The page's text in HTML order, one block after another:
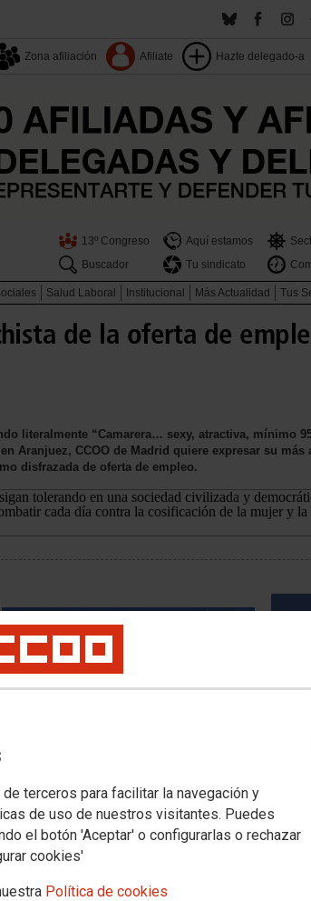
terceros para facilitar la navegación y
de uso de nuestros visitantes. Puedes
el botón 'Aceptar' o configurarlas o rechazar
cookies'
Política de cookies
Zona afiliación Afiliate Hazte delegado-a
13º Congreso Aquí estamos
Buscador
Tu sindicato
Salud Laboral Institucional Más Actualidad Tus
de la oferta de
literalmente “Camarera… sexy, atractiva, mínimo
Aranjuez, CCOO de Madrid quiere expresar su más
disfrazada de oferta de empleo.
tolerando en una sociedad civilizada y
cada día contra la cosificación de la mujer y